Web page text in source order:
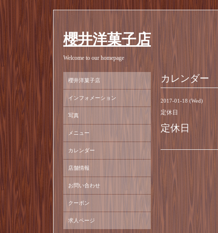
櫻井洋菓子店
Welcome to our homepage
カレンダー
2017-01-18 (Wed)
定休日
定休日
櫻井洋菓子店
インフォメーション
写真
メニュー
カレンダー
店舗情報
お問い合わせ
クーポン
求人ページ